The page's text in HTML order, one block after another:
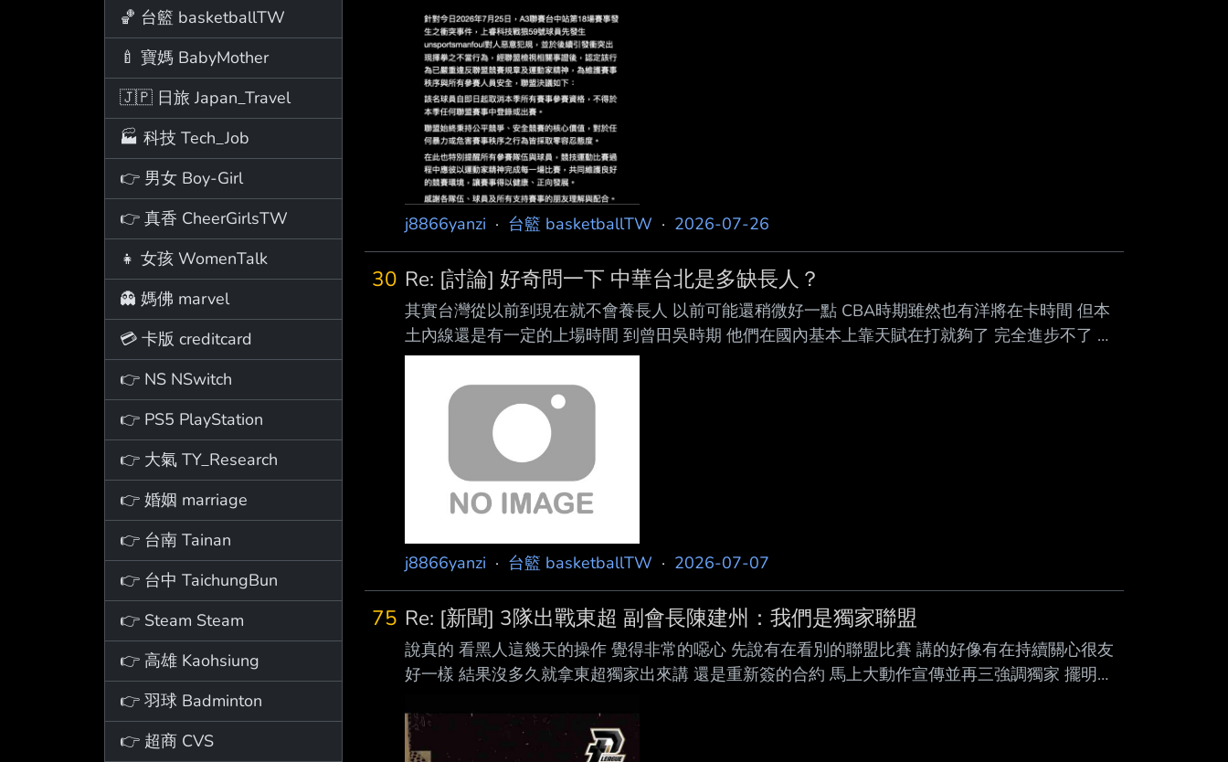
🏀 台籃 basketballTW
🍼 寶媽 BabyMother
🇯🇵 日旅 Japan_Travel
🏭 科技 Tech_Job
👉 男女 Boy-Girl
👉 真香 CheerGirlsTW
👧 女孩 WomenTalk
👻 媽佛 marvel
💳 卡版 creditcard
👉 NS NSwitch
👉 PS5 PlayStation
👉 大氣 TY_Research
👉 婚姻 marriage
👉 台南 Tainan
👉 台中 TaichungBun
👉 Steam Steam
👉 高雄 Kaohsiung
👉 羽球 Badminton
👉 超商 CVS
j8866yanzi · 台籃 basketballTW · 2026-07-26
30 Re: [討論] 好奇問一下 中華台北是多缺長人？
其實台灣從以前到現在就不會養長人 以前可能還稍微好一點 CBA時期雖然也有洋將在卡時間 但本
土內線還是有一定的上場時間 到曾田吳時期 他們在國內基本上靠天賦在打就夠了 完全進步不了 除
了柴哥 另外兩個都是在生涯後期都傷痛不斷又退化才去CBA 根本沒辦法有什麼進步 現在本土長人
只要待在台灣 在大學被外籍生卡時間 到職業被外籍生+洋將卡時間 完全練不到什麼東西 所以建議只
要有天賦的本土內線最好全部送去國外 能別回來就別回來 就算學業完成也請往其他國家去磨練 不
然回來你除了在板凳當觀眾也不能幹嘛 --
j8866yanzi · 台籃 basketballTW · 2026-07-07
75 Re: [新聞] 3隊出戰東超 副會長陳建州：我們是獨家聯盟
說真的 看黑人這幾天的操作 覺得非常的噁心 先說有在看別的聯盟比賽 講的好像有在持續關心很友
好一樣 結果沒多久就拿東超獨家出來講 還是重新簽的合約 馬上大動作宣傳並再三強調獨家 擺明的
主導權搶走 感覺下季繼續維持兩聯盟的機率很大 P就繼續抱著東超舔就好了 最好直接談到四隊都能
參加 就不用浪費時間排賽程了 專心打東超就好 --